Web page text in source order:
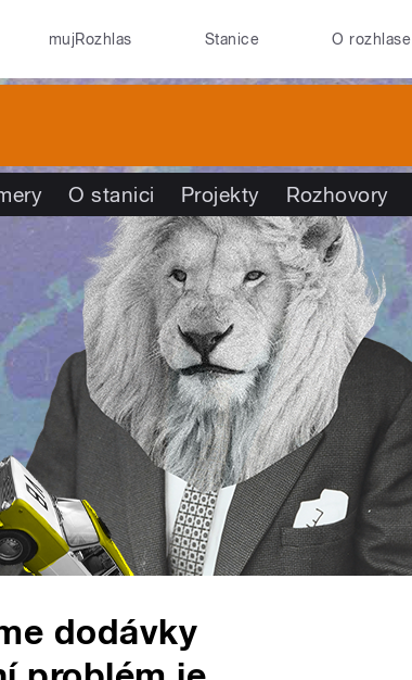
mujRozhlas Stanice O rozhlase
O stanici Projekty Rozhovory
dodávky